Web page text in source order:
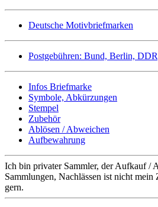
Deutsche Motivbriefmarken
Postgebühren: Bund, Berlin,
Infos Briefmarke
Symbole, Abkürzungen
Stempel
Zubehör
Ablösen / Abweichen
Aufbewahrung
Ich bin privater Sammler, der Aufkauf /
Sammlungen, Nachlässen ist nicht
gern.